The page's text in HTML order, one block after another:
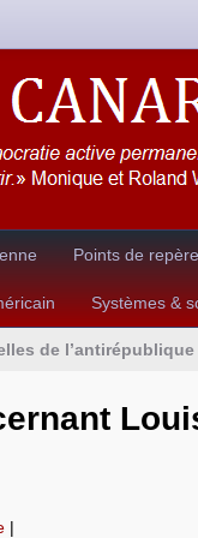
Points de
Systèmes &
de l’antirépublique
|